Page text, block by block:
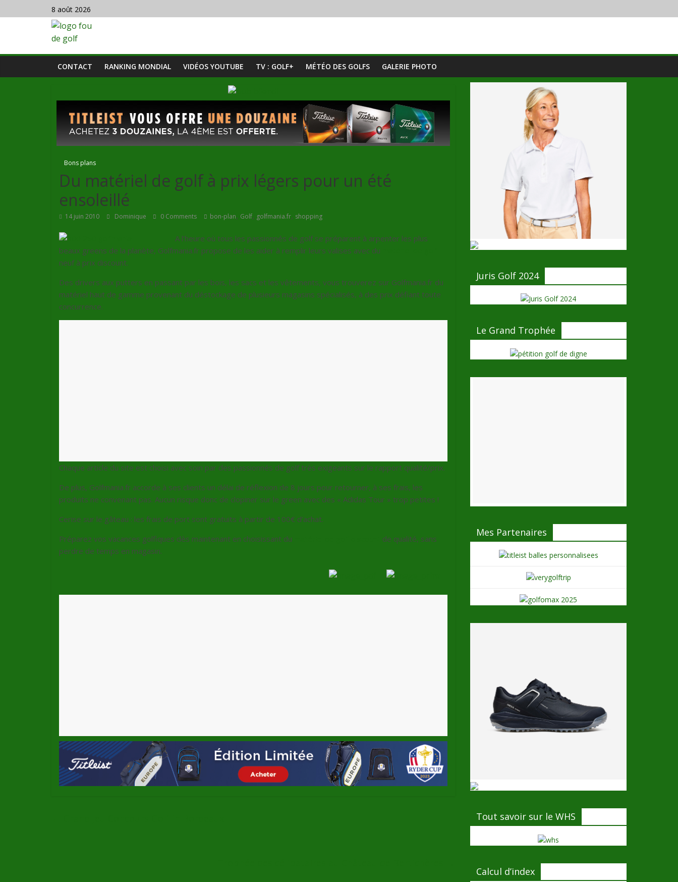
8 août 2026
CONTACT RANKING MONDIAL VIDÉOS YOUTUBE TV : GOLF+ MÉTÉO DES GOLFS GALERIE PHOTO
Bons plans
Du matériel de golf à prix légers pour un été
ensoleillé
14 juin 2010 Dominique 0 Comments bon-plan, Golf, golfmania.fr, shopping
A l’heure où tous les passionnés de golf se préparent à arpenter les plus
beaux greens de la planète, Golfmania.fr propose de les aider à remplir leurs valises avec du
neuf à prix discount.
Des drivers aux putters en passant par les bois, les sacs et les vêtements, vous trouverez sur Golfmania.fr du
matériel haut de gamme provenant du déstockage de plusieurs magasins spécialisés, à des prix défiant toute
concurrence.
Chaque article du site est choisi avec soin par des passionnés de golf très exigeants sur le rapport qualité/prix.
De plus, Golfmania.fr accorde à ses clients un délai de réflexion de 8 jours pour retourner, à ses frais, les
produits ne convenant pas. Aucun risque donc de clopiner sur le green avec des « Adidas Tour » trop petites !
Cerise sur le gâteau : les frais de port sont gratuits à partir de 100€ d’achat.
Préparez vos vacances golfiques dès maintenant en choisissant du
de qualité, sans
perdre de temps en magasin.
Juris Golf 2024
Le Grand Trophée
Mes Partenaires
Tout savoir sur le WHS
Calcul d’index